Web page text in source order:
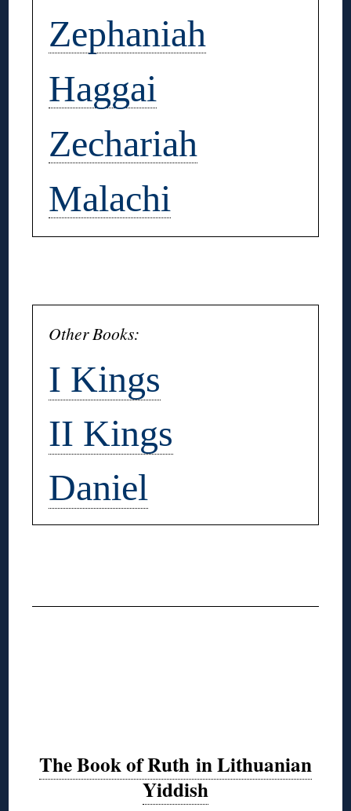
Zephaniah
Haggai
Zechariah
Malachi
Other Books:
I Kings
II Kings
Daniel
The Book of Ruth in Lithuanian
Yiddish